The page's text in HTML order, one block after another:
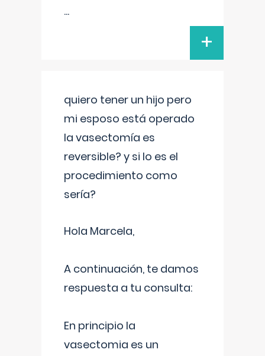
...
+
quiero tener un hijo pero
mi esposo está operado
la vasectomía es
reversible? y si lo es el
procedimiento como
sería?
Hola Marcela,
A continuación, te damos
respuesta a tu consulta:
En principio la
vasectomia es un